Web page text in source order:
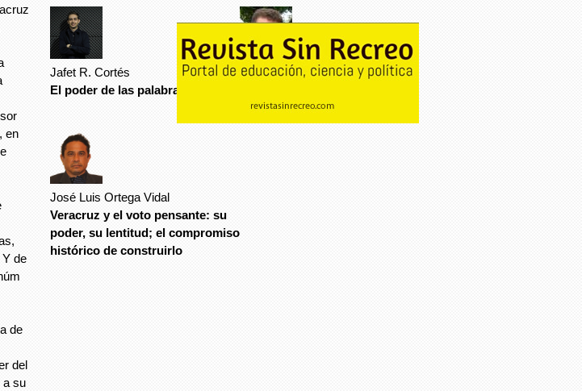
en
de
de
del
a su
Jafet R. Cortés
El poder de las palabras
Mussio Cárdenas Arellano
Regina me cimbró”
José Luis Ortega Vidal
Veracruz y el voto pensante: su
poder, su lentitud; el compromiso
histórico de construirlo